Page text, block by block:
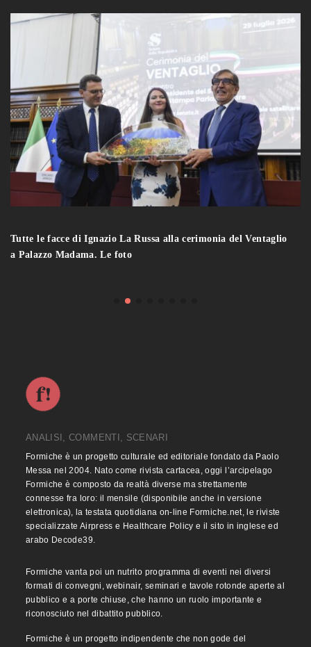
Tutte le facce di Ignazio La Russa alla cerimonia del Ventaglio
a Palazzo Madama. Le foto
ANALISI, COMMENTI, SCENARI
Formiche è un progetto culturale ed editoriale fondato da Paolo
Messa nel 2004. Nato come rivista cartacea, oggi l’arcipelago
Formiche è composto da realtà diverse ma strettamente
connesse fra loro: il mensile (disponibile anche in versione
elettronica), la testata quotidiana on-line Formiche.net, le riviste
specializzate Airpress e Healthcare Policy e il sito in inglese ed
arabo Decode39.
Formiche vanta poi un nutrito programma di eventi nei diversi
formati di convegni, webinair, seminari e tavole rotonde aperte al
pubblico e a porte chiuse, che hanno un ruolo importante e
riconosciuto nel dibattito pubblico.
Formiche è un progetto indipendente che non gode del